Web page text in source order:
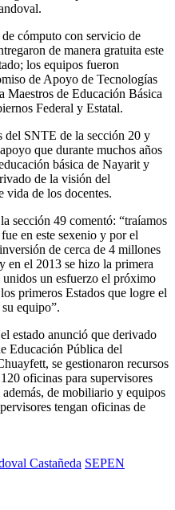
cómputo con servicio de
de manera gratuita este
los equipos fueron
de Apoyo de Tecnologías
Maestros de Educación Básica
Federal y Estatal.
del SNTE de la sección 20 y
que durante muchos años
básica de Nayarit y
de la visión del
vida de los docentes.
sección 49 comentó: “traíamos
en este sexenio y por el
de cerca de 4 millones
en el 2013 se hizo la primera
unidos un esfuerzo el próximo
primeros Estados que logre el
equipo”.
estado anunció que derivado
Educación Pública del
se gestionaron recursos
oficinas para supervisores
además, de mobiliario y equipos
tengan oficinas de
Castañeda SEPEN